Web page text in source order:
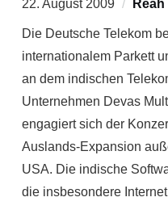
22. August 2009 Reah
Die Deutsche Telekom
internationalem Parkett
an dem indischen
Unternehmen Devas
engagiert sich der
Auslands-Expansion
USA. Die indische
die insbesondere